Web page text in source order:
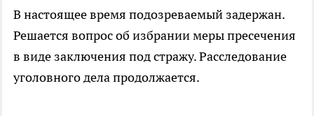
В настоящее время подозреваемый задержан.
Решается вопрос об избрании меры пресечения
в виде заключения под стражу. Расследование
уголовного дела продолжается.